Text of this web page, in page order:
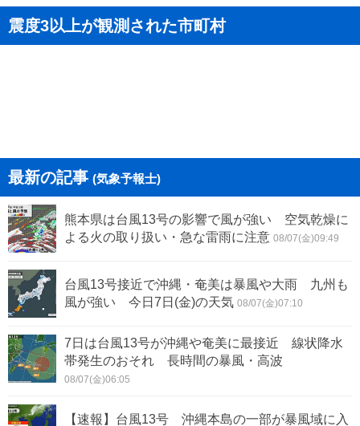
震度3以上が観測された市町村
最新の記事 (気象予報士)
熊本県は台風13号の影響で風が強い 空気乾燥に
よる火の取り扱い・急な雷雨に注意 08/07(金)09:49
台風13号接近で沖縄・奄美は暴風や大雨 九州も
風が強い 今日7日(金)の天気 08/07(金)07:10
7日は台風13号が沖縄や奄美に最接近 線状降水
帯発生のおそれ 長時間の暴風・高波
08/07(金)06:05
【速報】台風13号 沖縄本島の一部が暴風域に入